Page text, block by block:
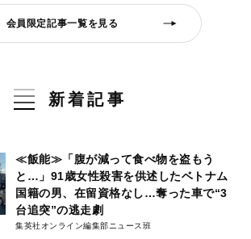
会員限定記事一覧を見る
新着記事
≪飯能≫「腹が減って食べ物を盗もう
と…」91歳女性殺害を供述したベトナム
国籍の男、在留資格なし…奪った車で“3
台追突”の逃走劇
集英社オンライン編集部ニュース班